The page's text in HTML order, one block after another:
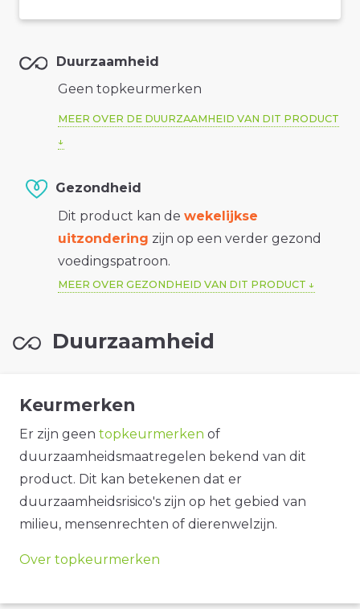
Duurzaamheid
Geen topkeurmerken
MEER OVER DE DUURZAAMHEID VAN DIT PRODUCT
Gezondheid
Dit product kan de wekelijkse
uitzondering zijn op een verder gezond
voedingspatroon.
MEER OVER GEZONDHEID VAN DIT PRODUCT
Duurzaamheid
Keurmerken
Er zijn geen topkeurmerken of
duurzaamheidsmaatregelen bekend van dit
product. Dit kan betekenen dat er
duurzaamheidsrisico's zijn op het gebied van
milieu, mensenrechten of dierenwelzijn.
Over topkeurmerken